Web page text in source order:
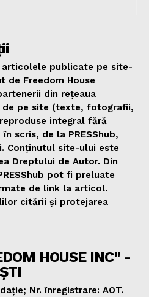
publicate pe site-
de Freedom House
din rețeaua
de pe site (texte, fotografii,
integral fără
scris, de la PRESShub,
Conținutul site-ului este
Dreptului de Autor. Din
pot fi preluate
de link la articol.
citării și protejarea
HOUSE INC" -
Nr. înregistrare: AOT.